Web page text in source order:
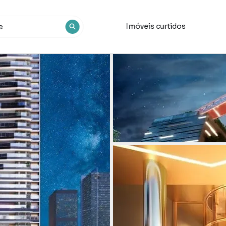
Imóveis curtidos